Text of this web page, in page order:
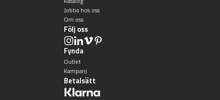
Toalettborstset
Handtag & knoppar
Jobba hos oss
Om oss
Följ oss
Fynda
Outlet
Kampanj
Betalsätt